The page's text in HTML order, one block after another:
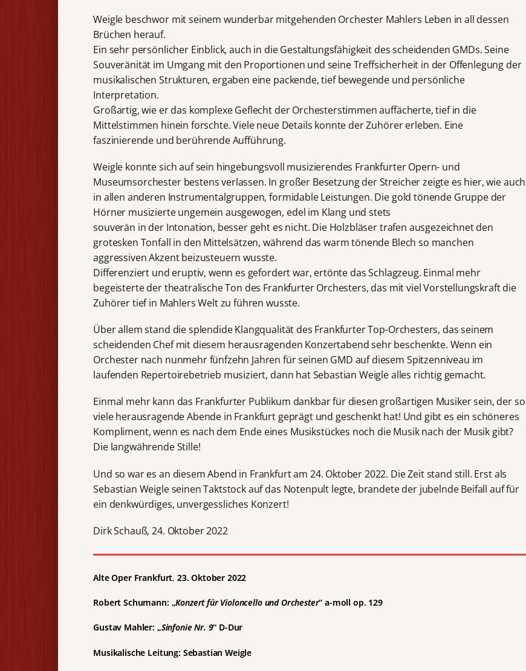
Weigle beschwor mit seinem wunderbar mitgehenden Orchester Mahlers Leben in all dessen
Brüchen herauf.
Ein sehr persönlicher Einblick, auch in die Gestaltungsfähigkeit des scheidenden GMDs. Seine
Souveränität im Umgang mit den Proportionen und seine Treffsicherheit in der Offenlegung der
musikalischen Strukturen, ergaben eine packende, tief bewegende und persönliche
Interpretation.
Großartig, wie er das komplexe Geflecht der Orchesterstimmen auffächerte, tief in die
Mittelstimmen hinein forschte. Viele neue Details konnte der Zuhörer erleben. Eine
faszinierende und berührende Aufführung.
Weigle konnte sich auf sein hingebungsvoll musizierendes Frankfurter Opern- und
Museumsorchester bestens verlassen. In großer Besetzung der Streicher zeigte es hier, wie auch
in allen anderen Instrumentalgruppen, formidable Leistungen. Die gold tönende Gruppe der
Hörner musizierte ungemein ausgewogen, edel im Klang und stets
souverän in der Intonation, besser geht es nicht. Die Holzbläser trafen ausgezeichnet den
grotesken Tonfall in den Mittelsätzen, während das warm tönende Blech so manchen
aggressiven Akzent beizusteuern wusste.
Differenziert und eruptiv, wenn es gefordert war, ertönte das Schlagzeug. Einmal mehr
begeisterte der theatralische Ton des Frankfurter Orchesters, das mit viel Vorstellungskraft die
Zuhörer tief in Mahlers Welt zu führen wusste.
Über allem stand die splendide Klangqualität des Frankfurter Top-Orchesters, das seinem
scheidenden Chef mit diesem herausragenden Konzertabend sehr beschenkte. Wenn ein
Orchester nach nunmehr fünfzehn Jahren für seinen GMD auf diesem Spitzenniveau im
laufenden Repertoirebetrieb musiziert, dann hat Sebastian Weigle alles richtig gemacht.
Einmal mehr kann das Frankfurter Publikum dankbar für diesen großartigen Musiker sein, der so
viele herausragende Abende in Frankfurt geprägt und geschenkt hat! Und gibt es ein schöneres
Kompliment, wenn es nach dem Ende eines Musikstückes noch die Musik nach der Musik gibt?
Die langwährende Stille!
Und so war es an diesem Abend in Frankfurt am 24. Oktober 2022. Die Zeit stand still. Erst als
Sebastian Weigle seinen Taktstock auf das Notenpult legte, brandete der jubelnde Beifall auf für
ein denkwürdiges, unvergessliches Konzert!
Dirk Schauß, 24. Oktober 2022
Alte Oper Frankfurt, 23. Oktober 2022
Robert Schumann: „Konzert für Violoncello und Orchester“ a-moll op. 129
Gustav Mahler: „Sinfonie Nr. 9“ D-Dur
Musikalische Leitung: Sebastian Weigle